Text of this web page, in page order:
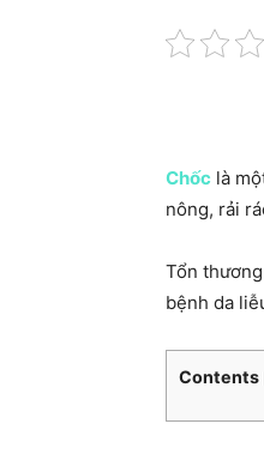
Chốc là
nông, rải
Tổn
bệnh da
Contents